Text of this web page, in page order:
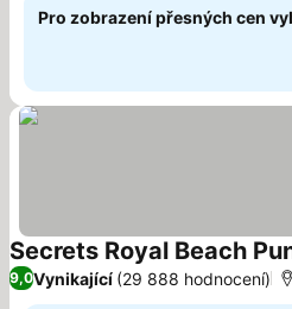
Pro zobrazení přesných cen
Secrets Royal Beach
9,0Vynikající (29 888 hodnocení)